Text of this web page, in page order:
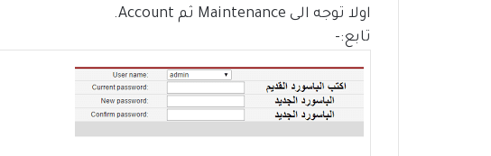
اولا توجه الى Maintenance ثم Account.
تابع:-